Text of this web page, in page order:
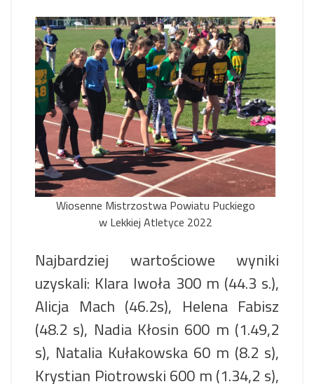
Wiosenne Mistrzostwa Powiatu Puckiego
w Lekkiej Atletyce 2022
Najbardziej wartościowe wyniki
uzyskali: Klara Iwoła 300 m (44.3 s.),
Alicja Mach (46.2s), Helena Fabisz
(48.2 s), Nadia Kłosin 600 m (1.49,2
s), Natalia Kułakowska 60 m (8.2 s),
Krystian Piotrowski 600 m (1.34,2 s),